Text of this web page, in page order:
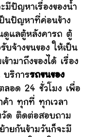
มีปัญหาเรื่องของน้ำ
เป็นปัญหาที่ค่อนข้าง
ดูแลตู้หลังคารถ ตู้
จ้างขนของ ให้เป็น
ามาถึงของได้ เรื่อง
บริการรถขนของ
ลอด 24 ชั่วโมง เพื่อ
ค้า ทุกที่ ทุกเวลา
วัด ติดต่อสอบถาม
ายกันข้ามวันก็จะมี